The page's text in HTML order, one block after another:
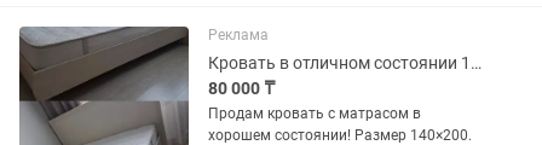
Реклама
Кровать в отличном состоянии 140 на 200
80 000 ₸
Продам кровать с матрасом в
хорошем состоянии! Размер 140×200.